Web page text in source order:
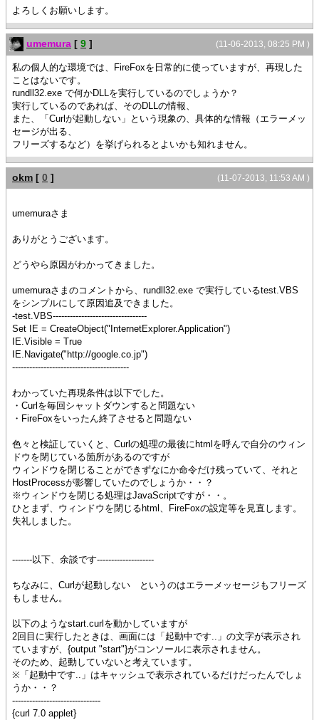
よろしくお願いします。
(11-06-2013, 08:25 PM )
umemura [ 9 ]
私の個人的な環境では、FireFoxを日常的に使っていますが、再現した
ことはないです。
rundll32.exe で何かDLLを実行しているのでしょうか？
実行しているのであれば、そのDLLの情報、
また、「Curlが起動しない」という現象の、具体的な情報（エラーメッ
セージが出る、
フリーズするなど）を挙げられるとよいかも知れません。
(11-07-2013, 11:53 AM )
okm [ 0 ]
umemuraさま
ありがとうございます。
どうやら原因がわかってきました。
umemuraさまのコメントから、rundll32.exe で実行しているtest.VBS
をシンプルにして原因追及できました。
-test.VBS---------------------------------
Set IE = CreateObject("InternetExplorer.Application")
IE.Visible = True
IE.Navigate("http://google.co.jp")
-----------------------------------------
わかっていた再現条件は以下でした。
・Curlを毎回シャットダウンすると問題ない
・FireFoxをいったん終了させると問題ない
色々と検証していくと、Curlの処理の最後にhtmlを呼んで自分のウィン
ドウを閉じている箇所があるのですが
ウィンドウを閉じることができずなにか命令だけ残っていて、それと
HostProcessが影響していたのでしょうか・・？
※ウィンドウを閉じる処理はJavaScriptですが・・。
ひとまず、ウィンドウを閉じるhtml、FireFoxの設定等を見直します。
失礼しました。
-------以下、余談です--------------------
ちなみに、Curlが起動しない というのはエラーメッセージもフリーズ
もしません。
以下のようなstart.curlを動かしていますが
2回目に実行したときは、画面には「起動中です..」の文字が表示され
ていますが、{output "start"}がコンソールに表示されません。
そのため、起動していないと考えています。
※「起動中です..」はキャッシュで表示されているだけだったんでしょ
うか・・？
-------------------------------
{curl 7.0 applet}